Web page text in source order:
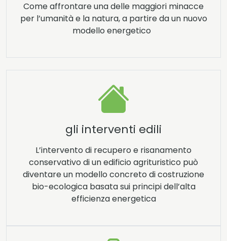
Come affrontare una delle maggiori minacce
per l’umanità e la natura, a partire da un nuovo
modello energetico
gli interventi edili
L’intervento di recupero e risanamento
conservativo di un edificio agrituristico può
diventare un modello concreto di costruzione
bio-ecologica basata sui principi dell’alta
efficienza energetica